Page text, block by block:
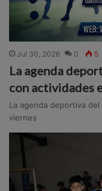
Jul 30, 2026 0 5
La agenda
con actividades
La agenda deportiva
viernes